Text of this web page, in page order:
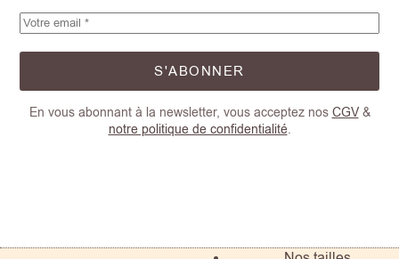
S'ABONNER
En vous abonnant à la newsletter, vous acceptez nos CGV&
notre politique de confidentialité.